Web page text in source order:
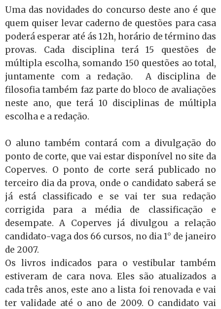
Uma das novidades do concurso deste ano é que
quem quiser levar caderno de questões para casa
poderá esperar até ás 12h, horário de término das
provas. Cada disciplina terá 15 questões de
múltipla escolha, somando 150 questões ao total,
juntamente com a redação.
A disciplina de
filosofia também faz parte do bloco de avaliações
neste ano, que terá 10 disciplinas de múltipla
escolha e a redação.
O aluno também contará com a divulgação do
ponto de corte, que vai estar disponível no site da
Coperves. O ponto de corte será publicado no
terceiro dia da prova, onde o candidato saberá se
já está classificado e se vai ter sua redação
corrigida para a média de classificação e
desempate. A Coperves já divulgou a relação
candidato-vaga dos 66 cursos, no dia 1° de janeiro
de 2007.
Os livros indicados para o vestibular também
estiveram de cara nova. Eles são atualizados a
cada três anos, este ano a lista foi renovada e vai
ter validade até o ano de 2009. O candidato vai